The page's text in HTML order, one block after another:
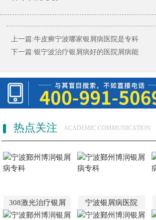
上一篇:牛皮癣宁波哪家银屑病医院是专科
下一篇:银宁波治疗银屑病好的医院屑病能
热点关注 ACADEMIC COMMUNICATION
308激光治疗银屑 宁波银屑病医院